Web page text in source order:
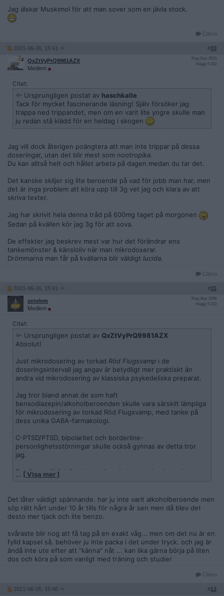
Jag älskar Muskimol för att man sover som en jävla stock.
Citera
2021-06-26, 15:41 #10
QxZtVyPrQ9981AZX
Medlem
Reg: Dec 2015
Inlägg: 6 163
Citat:
Ursprungligen postat av haschkalle
Tack för mycket fascinerande läsning! Själv försöker jag
trappa ned trippandet, men om en varit lite yngre skulle man
ju redan stå klädd för en heldag i skogen
Jag vill dock återigen poängtera att man inte trippar på dessa
doseringar, utan det blir mest som nootropika.
Du kan alltså helt och hållet arbeta på dagen medan du tar det.
Det kanske skiljer sig lite beroende på vad för jobb man har, men
det är inga problem att köra upp till 3g vet jag och klara av att
skriva texter.
Jag har skrivit hela denna tråd på 600mg taget på morgonen
Sedan på kvällen kör jag 3g för att sova.
De effekter jag beskrev mest var hur det förändrar ens
tankemönster & känsloliv när man mikrodoserar.
Drömmarna man får på kvällarna blir väldigt lucida.
Citera
2021-06-26, 15:41 #11
snivlem
Medlem
Reg: Mar 2009
Inlägg: 5 223
Citat:
Ursprungligen postat av QxZtVyPrQ9981AZX
Absolut!
Just mikrodosering av torkad Röd Flugsvamp i de
doseringsintervall jag angav är betydligt mer praktiskt än
andra vid mikrodosering av klassiska psykedeliska preparat.
Jag tror bland annat de som haft
bensodiazepin/alkoholberoenden skulle vara särskilt lämpliga
för mikrodosering av torkad Röd Flugsvamp, med tanke på
dess unika GABA-farmakologi.
C-PTSD/PTSD, bipolaritet och borderline-
personlighetsstörningar skulle också gynnas av detta tror
jag.
Det är en väldigt fascinerande substans tycker jag och som
jag tror kommer bli mer populariserad i västvärlden framöver
dyker upp som säljer den i kapslar.
Just nu har torkad Röd Flugsvamp lite av en nisch-status,
som är ganska missförstådd, främst för att folk använder
alldeles för höga doseringar när de beställer från
webbshoppar, som gör att de kan få sig en fet törn i
obehagliga överraskningar när de tar allt på en gång.
Sedan är det antagligen så låg efterfråga på torkad Röd
Flugsvamp från vissa webbshoppar, att vissa torkade extrakt
potensen tappat.
… [ Visa mer ]
Det låter väldigt spännande. har ju inte varit alkoholberoende men
söp rätt hårt under 10 år tills för några år sen men då blev det
desto mer tjack och lite benzo.
svåraste blir nog att få tag på en exakt våg... men om det nu är en
fylld kapsel så. behöver ju inte packa i det under tryck. och jag är
ändå inte ute efter att "känna" nåt ... kan lika gärna börja på liten
dos och köra på som vanligt med träning och studier
Citera
2021-06-26, 15:46 #12